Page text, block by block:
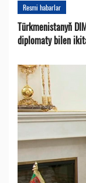
Resmi habarlar
Türkmenistanyň
diplomaty bilen